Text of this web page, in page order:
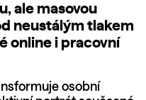
ale masovou
neustálým tlakem
online i pracovní
osobní